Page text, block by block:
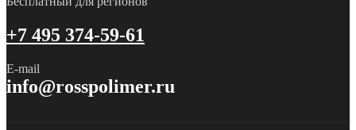
+7 495 374-59-61
E-mail
info@rosspolimer.ru